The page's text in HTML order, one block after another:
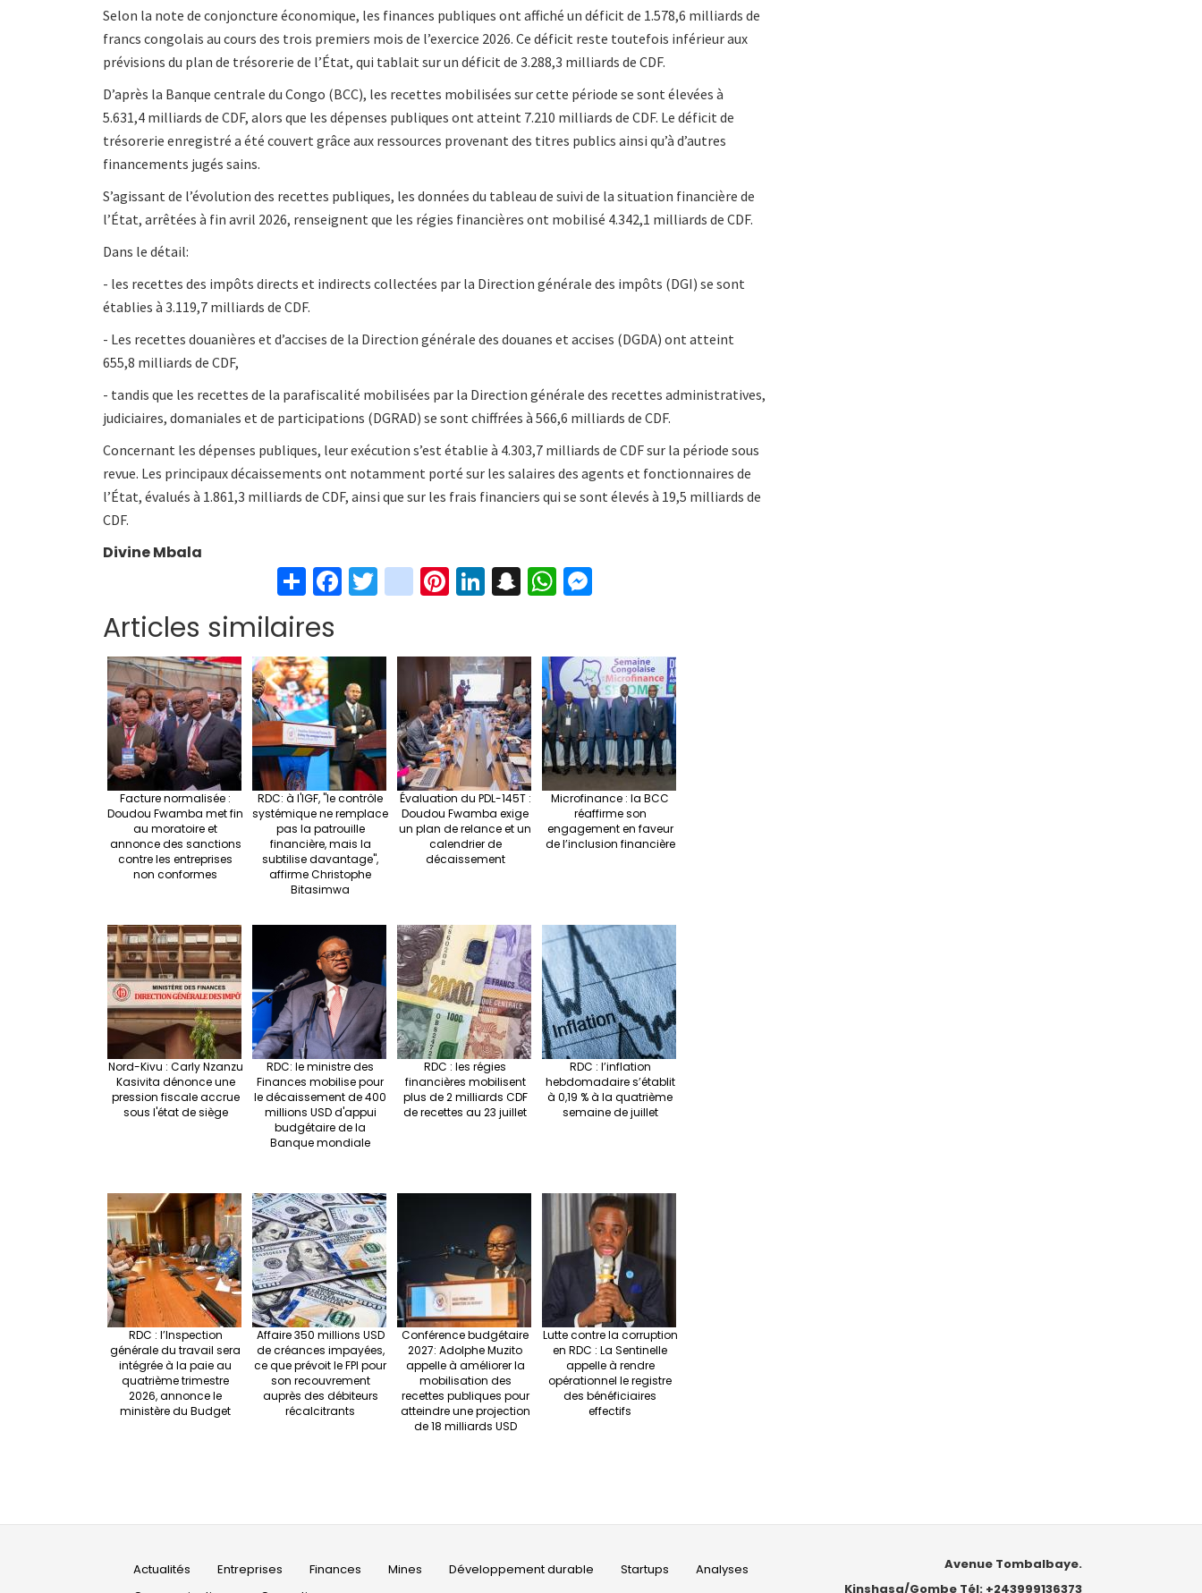
Selon la note de conjoncture économique, les finances publiques ont affiché un déficit de 1.578,6 milliards de
francs congolais au cours des trois premiers mois de l’exercice 2026. Ce déficit reste toutefois inférieur aux
prévisions du plan de trésorerie de l’État, qui tablait sur un déficit de 3.288,3 milliards de CDF.
D’après la Banque centrale du Congo (BCC), les recettes mobilisées sur cette période se sont élevées à
5.631,4 milliards de CDF, alors que les dépenses publiques ont atteint 7.210 milliards de CDF. Le déficit de
trésorerie enregistré a été couvert grâce aux ressources provenant des titres publics ainsi qu’à d’autres
financements jugés sains.
S’agissant de l’évolution des recettes publiques, les données du tableau de suivi de la situation financière de
l’État, arrêtées à fin avril 2026, renseignent que les régies financières ont mobilisé 4.342,1 milliards de CDF.
Dans le détail:
- les recettes des impôts directs et indirects collectées par la Direction générale des impôts (DGI) se sont
établies à 3.119,7 milliards de CDF.
- Les recettes douanières et d’accises de la Direction générale des douanes et accises (DGDA) ont atteint
655,8 milliards de CDF,
- tandis que les recettes de la parafiscalité mobilisées par la Direction générale des recettes administratives,
judiciaires, domaniales et de participations (DGRAD) se sont chiffrées à 566,6 milliards de CDF.
Concernant les dépenses publiques, leur exécution s’est établie à 4.303,7 milliards de CDF sur la période sous
revue. Les principaux décaissements ont notamment porté sur les salaires des agents et fonctionnaires de
l’État, évalués à 1.861,3 milliards de CDF, ainsi que sur les frais financiers qui se sont élevés à 19,5 milliards de
CDF.
Divine Mbala
S
h
ar
e
Fa
ce
o
o
k
T
wi
er
in
st
ra
m
Pi
nt
es
t
Li
n
dI
n
S
n
pc
h
at
W
h
sA
p
p
n
ge
r
Articles similaires
Facture normalisée :
Doudou Fwamba met fin
au moratoire et
annonce des sanctions
contre les entreprises
non conformes
RDC: à l'IGF, "le contrôle
systémique ne remplace
pas la patrouille
financière, mais la
subtilise davantage",
affirme Christophe
Bitasimwa
Évaluation du PDL-145T :
Doudou Fwamba exige
un plan de relance et un
calendrier de
décaissement
Microfinance : la BCC
réaffirme son
engagement en faveur
de l’inclusion financière
Nord-Kivu : Carly Nzanzu
Kasivita dénonce une
pression fiscale accrue
sous l'état de siège
RDC: le ministre des
Finances mobilise pour
le décaissement de 400
millions USD d'appui
budgétaire de la
Banque mondiale
RDC : les régies
financières mobilisent
plus de 2 milliards CDF
de recettes au 23 juillet
RDC : l’inflation
hebdomadaire s’établit
à 0,19 % à la quatrième
semaine de juillet
RDC : l’Inspection
générale du travail sera
intégrée à la paie au
quatrième trimestre
2026, annonce le
ministère du Budget
Affaire 350 millions USD
de créances impayées,
ce que prévoit le FPI pour
son recouvrement
auprès des débiteurs
récalcitrants
Conférence budgétaire
2027: Adolphe Muzito
appelle à améliorer la
mobilisation des
recettes publiques pour
atteindre une projection
de 18 milliards USD
Lutte contre la corruption
en RDC : La Sentinelle
appelle à rendre
opérationnel le registre
des bénéficiaires
effectifs
Main
Actualités Entreprises Finances Mines Développement durable Startups
Analyses
Avenue Tombalbaye.
Kinshasa/Gombe Tél: +243999136373